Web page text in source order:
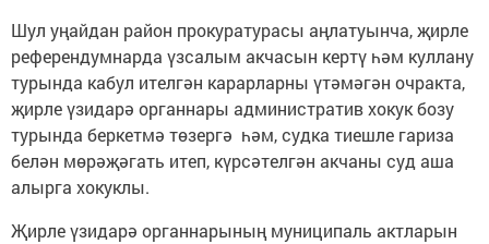
Шул уңайдан район прокуратурасы аңлатуынча, җирле
референдумнарда үзсалым акчасын кертү һәм куллану
турында кабул ителгән карарларны үтәмәгән очракта,
җирле үзидарә органнары административ хокук бозу
турында беркетмә төзергә һәм, судка тиешле гариза
белән мөрәҗәгать итеп, күрсәтелгән акчаны суд аша
алырга хокуклы.
Җирле үзидарә органнарының муниципаль актларын